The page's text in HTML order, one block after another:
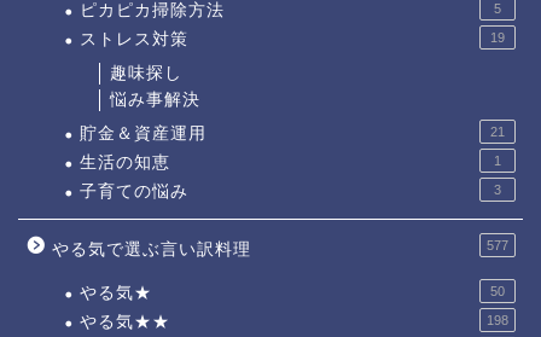
ピカピカ掃除方法 5
ストレス対策 19
趣味探し
悩み事解決
貯金＆資産運用
21
生活の知恵 1
子育ての悩み 3
やる気で選ぶ言い訳料理 577
やる気★ 50
やる気★★ 198